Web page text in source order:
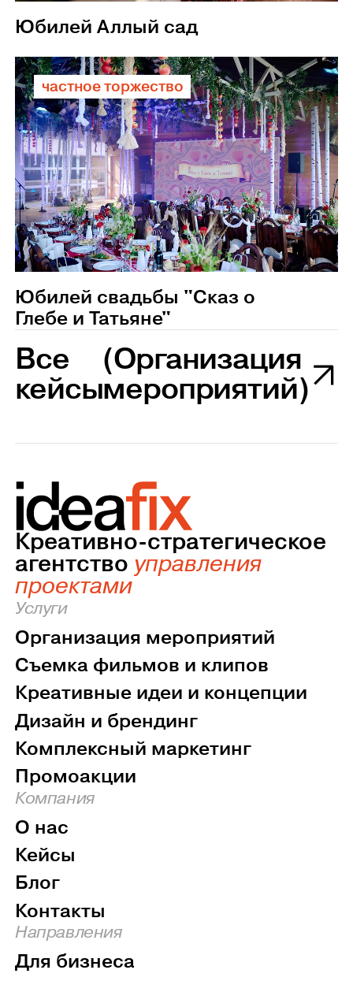
Юбилей Аллый сад
частное торжество
Юбилей свадьбы "Сказ о
Глебе и Татьяне"
Все
кейсы
(Организация
мероприятий)
Креативно-стратегическое
агентство управления
проектами
Услуги
Организация мероприятий
Съемка фильмов и клипов
Креативные идеи и концепции
Дизайн и брендинг
Комплексный маркетинг
Промоакции
Компания
О нас
Кейсы
Блог
Контакты
Направления
Для бизнеса